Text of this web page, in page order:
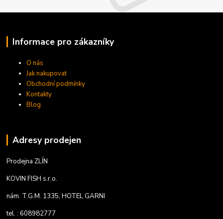
Informace pro zákazníky
O nás
Jak nakupovat
Obchodní podmínky
Kontakty
Blog
Adresy prodejen
Prodejna ZLÍN
KOVIN FISH s.r.o.
nám. T.G.M. 1335, HOTEL GARNI
tel. : 608982777